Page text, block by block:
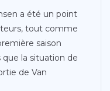
a été un point
tout comme
saison
la situation de
de Van